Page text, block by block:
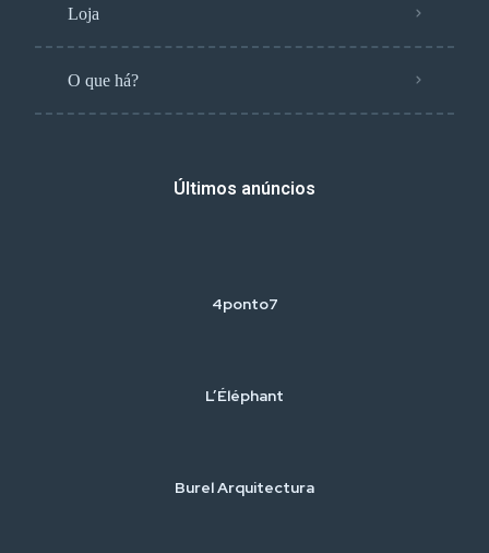
Loja
O que há?
Últimos anúncios
4ponto7
L’Éléphant
Burel Arquitectura